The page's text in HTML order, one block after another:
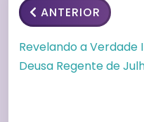
ANTERIOR
Revelando a Verdade
Deusa Regente de